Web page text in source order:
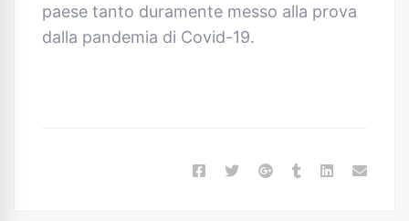
paese tanto duramente messo alla prova
dalla pandemia di Covid-19.